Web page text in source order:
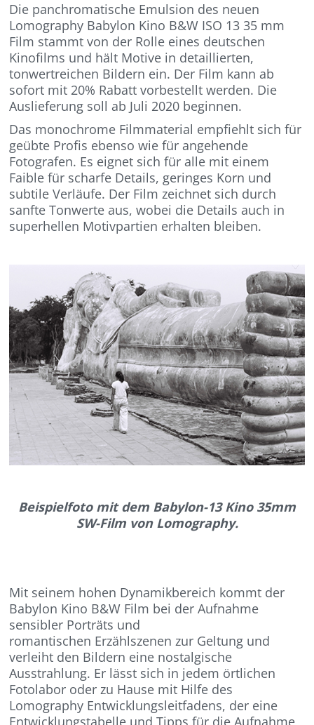
Die panchromatische Emulsion des neuen
Lomography Babylon Kino B&W ISO 13 35 mm
Film stammt von der Rolle eines deutschen
Kinofilms und hält Motive in detaillierten,
tonwertreichen Bildern ein. Der Film kann ab
sofort mit 20% Rabatt vorbestellt werden. Die
Auslieferung soll ab Juli 2020 beginnen.
Das monochrome Filmmaterial empfiehlt sich für
geübte Profis ebenso wie für angehende
Fotografen. Es eignet sich für alle mit einem
Faible für scharfe Details, geringes Korn und
subtile Verläufe. Der Film zeichnet sich durch
sanfte Tonwerte aus, wobei die Details auch in
superhellen Motivpartien erhalten bleiben.
Beispielfoto mit dem Babylon-13 Kino 35mm
SW-Film von Lomography.
Mit seinem hohen Dynamikbereich kommt der
Babylon Kino B&W Film bei der Aufnahme
sensibler Porträts und
romantischen Erzählszenen zur Geltung und
verleiht den Bildern eine nostalgische
Ausstrahlung. Er lässt sich in jedem örtlichen
Fotolabor oder zu Hause mit Hilfe des
Lomography Entwicklungsleitfadens, der eine
Entwicklungstabelle und Tipps für die Aufnahme